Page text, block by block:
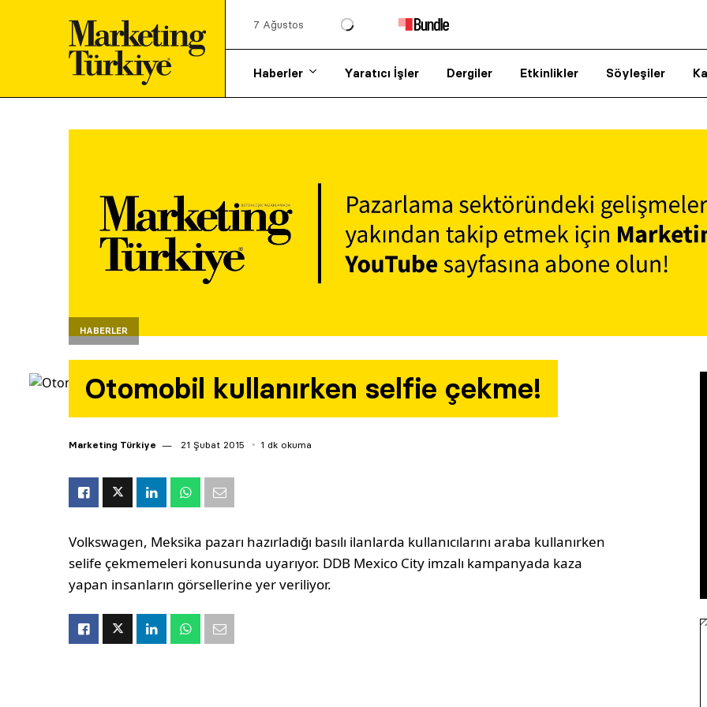
7 Ağustos
Haberler Yaratıcı İşler Dergiler Etkinlikler Söyleşiler
HABERLER
Otomobil kullanırken selfie çekme!
Marketing Türkiye 21 Şubat 2015 1 dk okuma
Volkswagen, Meksika pazarı hazırladığı basılı ilanlarda kullanıcılarını araba kullanırken
selife çekmemeleri konusunda uyarıyor. DDB Mexico City imzalı kampanyada kaza
yapan insanların görsellerine yer veriliyor.